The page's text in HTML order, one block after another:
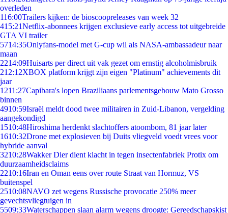
overleden
116:00Trailers kijken: de bioscoopreleases van week 32
415:21Netflix-abonnees krijgen exclusieve early access tot uitgebreide
GTA VI trailer
5714:35Onlyfans-model met G-cup wil als NASA-ambassadeur naar
maan
2214:09Huisarts per direct uit vak gezet om ernstig alcoholmisbruik
212:12XBOX platform krijgt zijn eigen "Platinum" achievements dit
jaar
1211:27Capibara's lopen Braziliaans parlementsgebouw Mato Grosso
binnen
4910:59Israël meldt dood twee militairen in Zuid-Libanon, vergelding
aangekondigd
1510:48Hiroshima herdenkt slachtoffers atoombom, 81 jaar later
1610:32Drone met explosieven bij Duits vliegveld voedt vrees voor
hybride aanval
3210:28Wakker Dier dient klacht in tegen insectenfabriek Protix om
duurzaamheidsclaims
2210:16Iran en Oman eens over route Straat van Hormuz, VS
buitenspel
2510:08NAVO zet wegens Russische provocatie 250% meer
gevechtsvliegtuigen in
5509:33Waterschappen slaan alarm wegens droogte: Gereedschapskist